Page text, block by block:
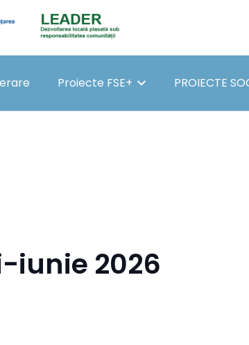
Proiecte FSE+ PROIECTE
iunie 2026